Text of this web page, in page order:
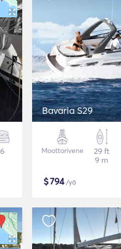
6
Bavaria S29
Moottorivene
29 ft
9 m
$794/yö